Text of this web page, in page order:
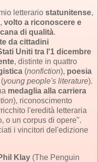
letterario statunitense,
volto a riconoscere e
di qualità.
da cittadini
Uniti tra l'1 dicembre
, distinte in quattro
(nonfiction), poesia
(young people's literature).
medaglia alla carriera
), riconoscimento
l'eredità letteraria
o un corpus di opere".
i vincitori del'edizione
Klay(The Penguin